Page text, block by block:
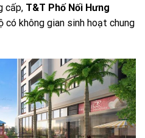
cấp, T&T Phố Nối Hưng
có không gian sinh hoạt chung